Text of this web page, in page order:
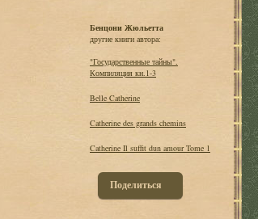
Бенцони Жюльетта
другие книги автора:
"Государственные тайны".
Компиляция кн.1-3
Belle Catherine
Catherine des grands chemins
Catherine Il suffit dun amour Tome 1
Поделиться